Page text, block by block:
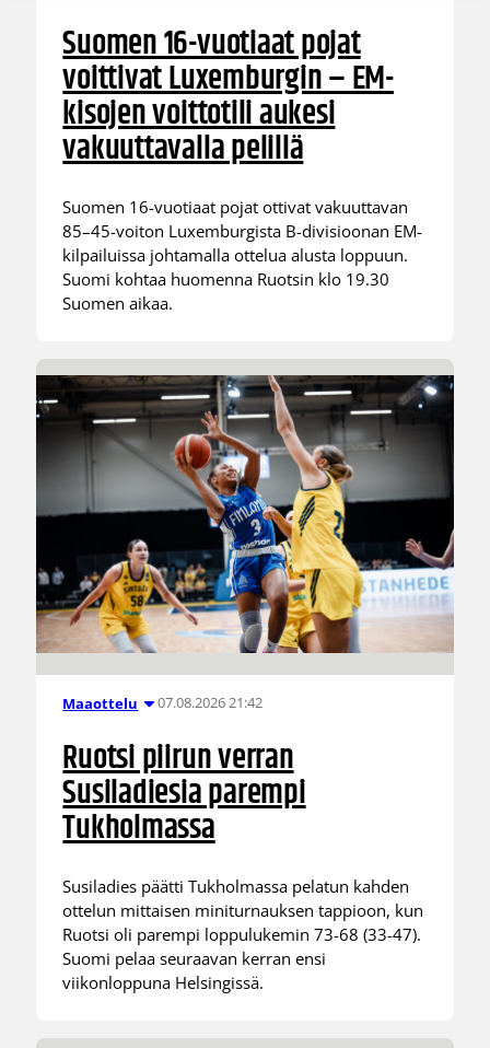
Suomen 16-vuotiaat pojat
voittivat Luxemburgin – EM-
kisojen voittotili aukesi
vakuuttavalla pelillä
Suomen 16-vuotiaat pojat ottivat vakuuttavan
85–45-voiton Luxemburgista B-divisioonan EM-
kilpailuissa johtamalla ottelua alusta loppuun.
Suomi kohtaa huomenna Ruotsin klo 19.30
Suomen aikaa.
Maaottelu 07.08.2026 21:42
Ruotsi piirun verran
Susiladiesia parempi
Tukholmassa
Susiladies päätti Tukholmassa pelatun kahden
ottelun mittaisen miniturnauksen tappioon, kun
Ruotsi oli parempi loppulukemin 73-68 (33-47).
Suomi pelaa seuraavan kerran ensi
viikonloppuna Helsingissä.